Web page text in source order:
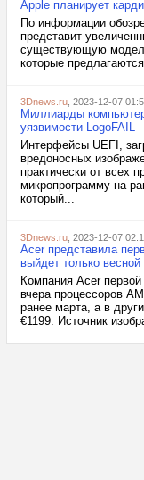
Apple планирует
По информации
представит
существующую
которые
3Dnews.ru , 2023-12-07
Миллиарды
уязвимости LogoFAIL
Интерфейсы UEFI,
вредоносных
практически от всех
микропрограмму на
который...
3Dnews.ru , 2023-12-07
Acer представила
выйдет только весной
Компания Acer
вчера процессоров
ранее марта, а в
€1199. Источник